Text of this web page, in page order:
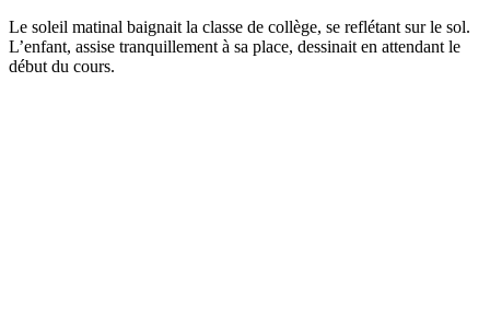
Le soleil matinal baignait la classe de collège, se reflétant sur le sol.
L’enfant, assise tranquillement à sa place, dessinait en attendant le
début du cours.